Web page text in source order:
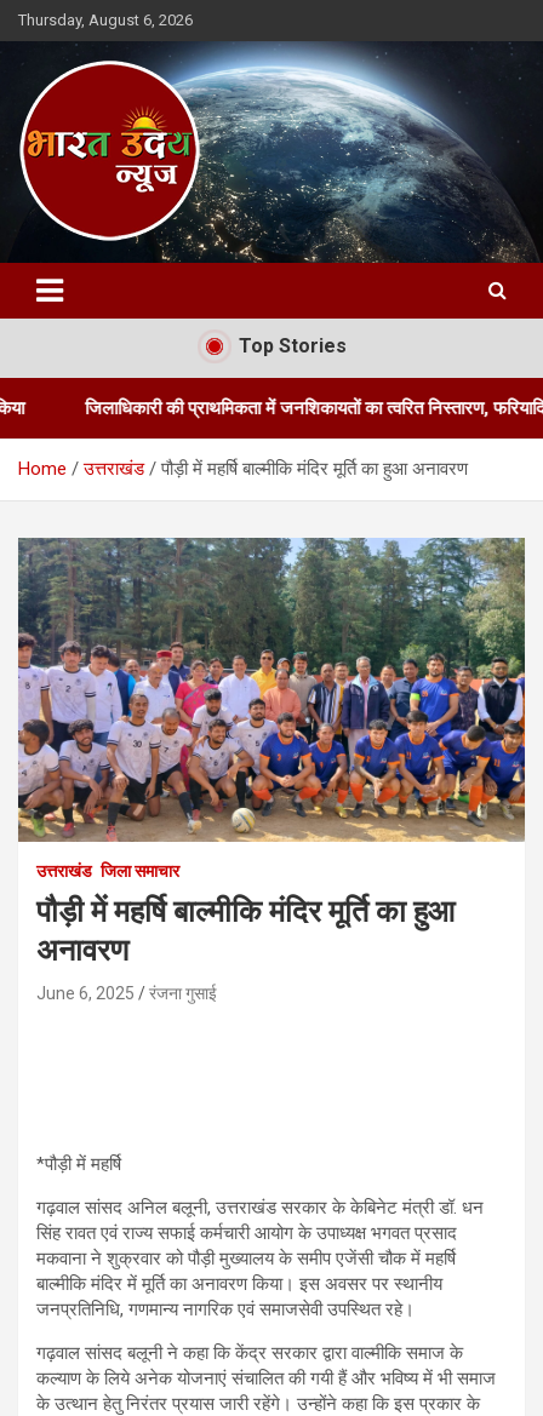
Skip
to
Thursday, August 6, 2026
Bharat Uday News
Top Stories
की प्राथमिकता में जनशिकायतों का त्वरित निस्तारण, फरियादियों को मिली
Home उत्तराखंड पौड़ी में महर्षि बाल्मीकि मंदिर मूर्ति का हुआ अनावरण
उत्तराखंड जिला समाचार
पौड़ी में महर्षि बाल्मीकि मंदिर मूर्ति का हुआ
अनावरण
June 6, 2025 रंजना गुसाई
*पौड़ी में महर्षि
गढ़वाल सांसद अनिल बलूनी, उत्तराखंड सरकार के केबिनेट मंत्री डॉ. धन
सिंह रावत एवं राज्य सफाई कर्मचारी आयोग के उपाध्यक्ष भगवत प्रसाद
मकवाना ने शुक्रवार को पौड़ी मुख्यालय के समीप एजेंसी चौक में महर्षि
बाल्मीकि मंदिर में मूर्ति का अनावरण किया। इस अवसर पर स्थानीय
जनप्रतिनिधि, गणमान्य नागरिक एवं समाजसेवी उपस्थित रहे।
गढ़वाल सांसद बलूनी ने कहा कि केंद्र सरकार द्वारा वाल्मीकि समाज के
कल्याण के लिये अनेक योजनाएं संचालित की गयी हैं और भविष्य में भी समाज
के उत्थान हेतु निरंतर प्रयास जारी रहेंगे। उन्होंने कहा कि इस प्रकार के